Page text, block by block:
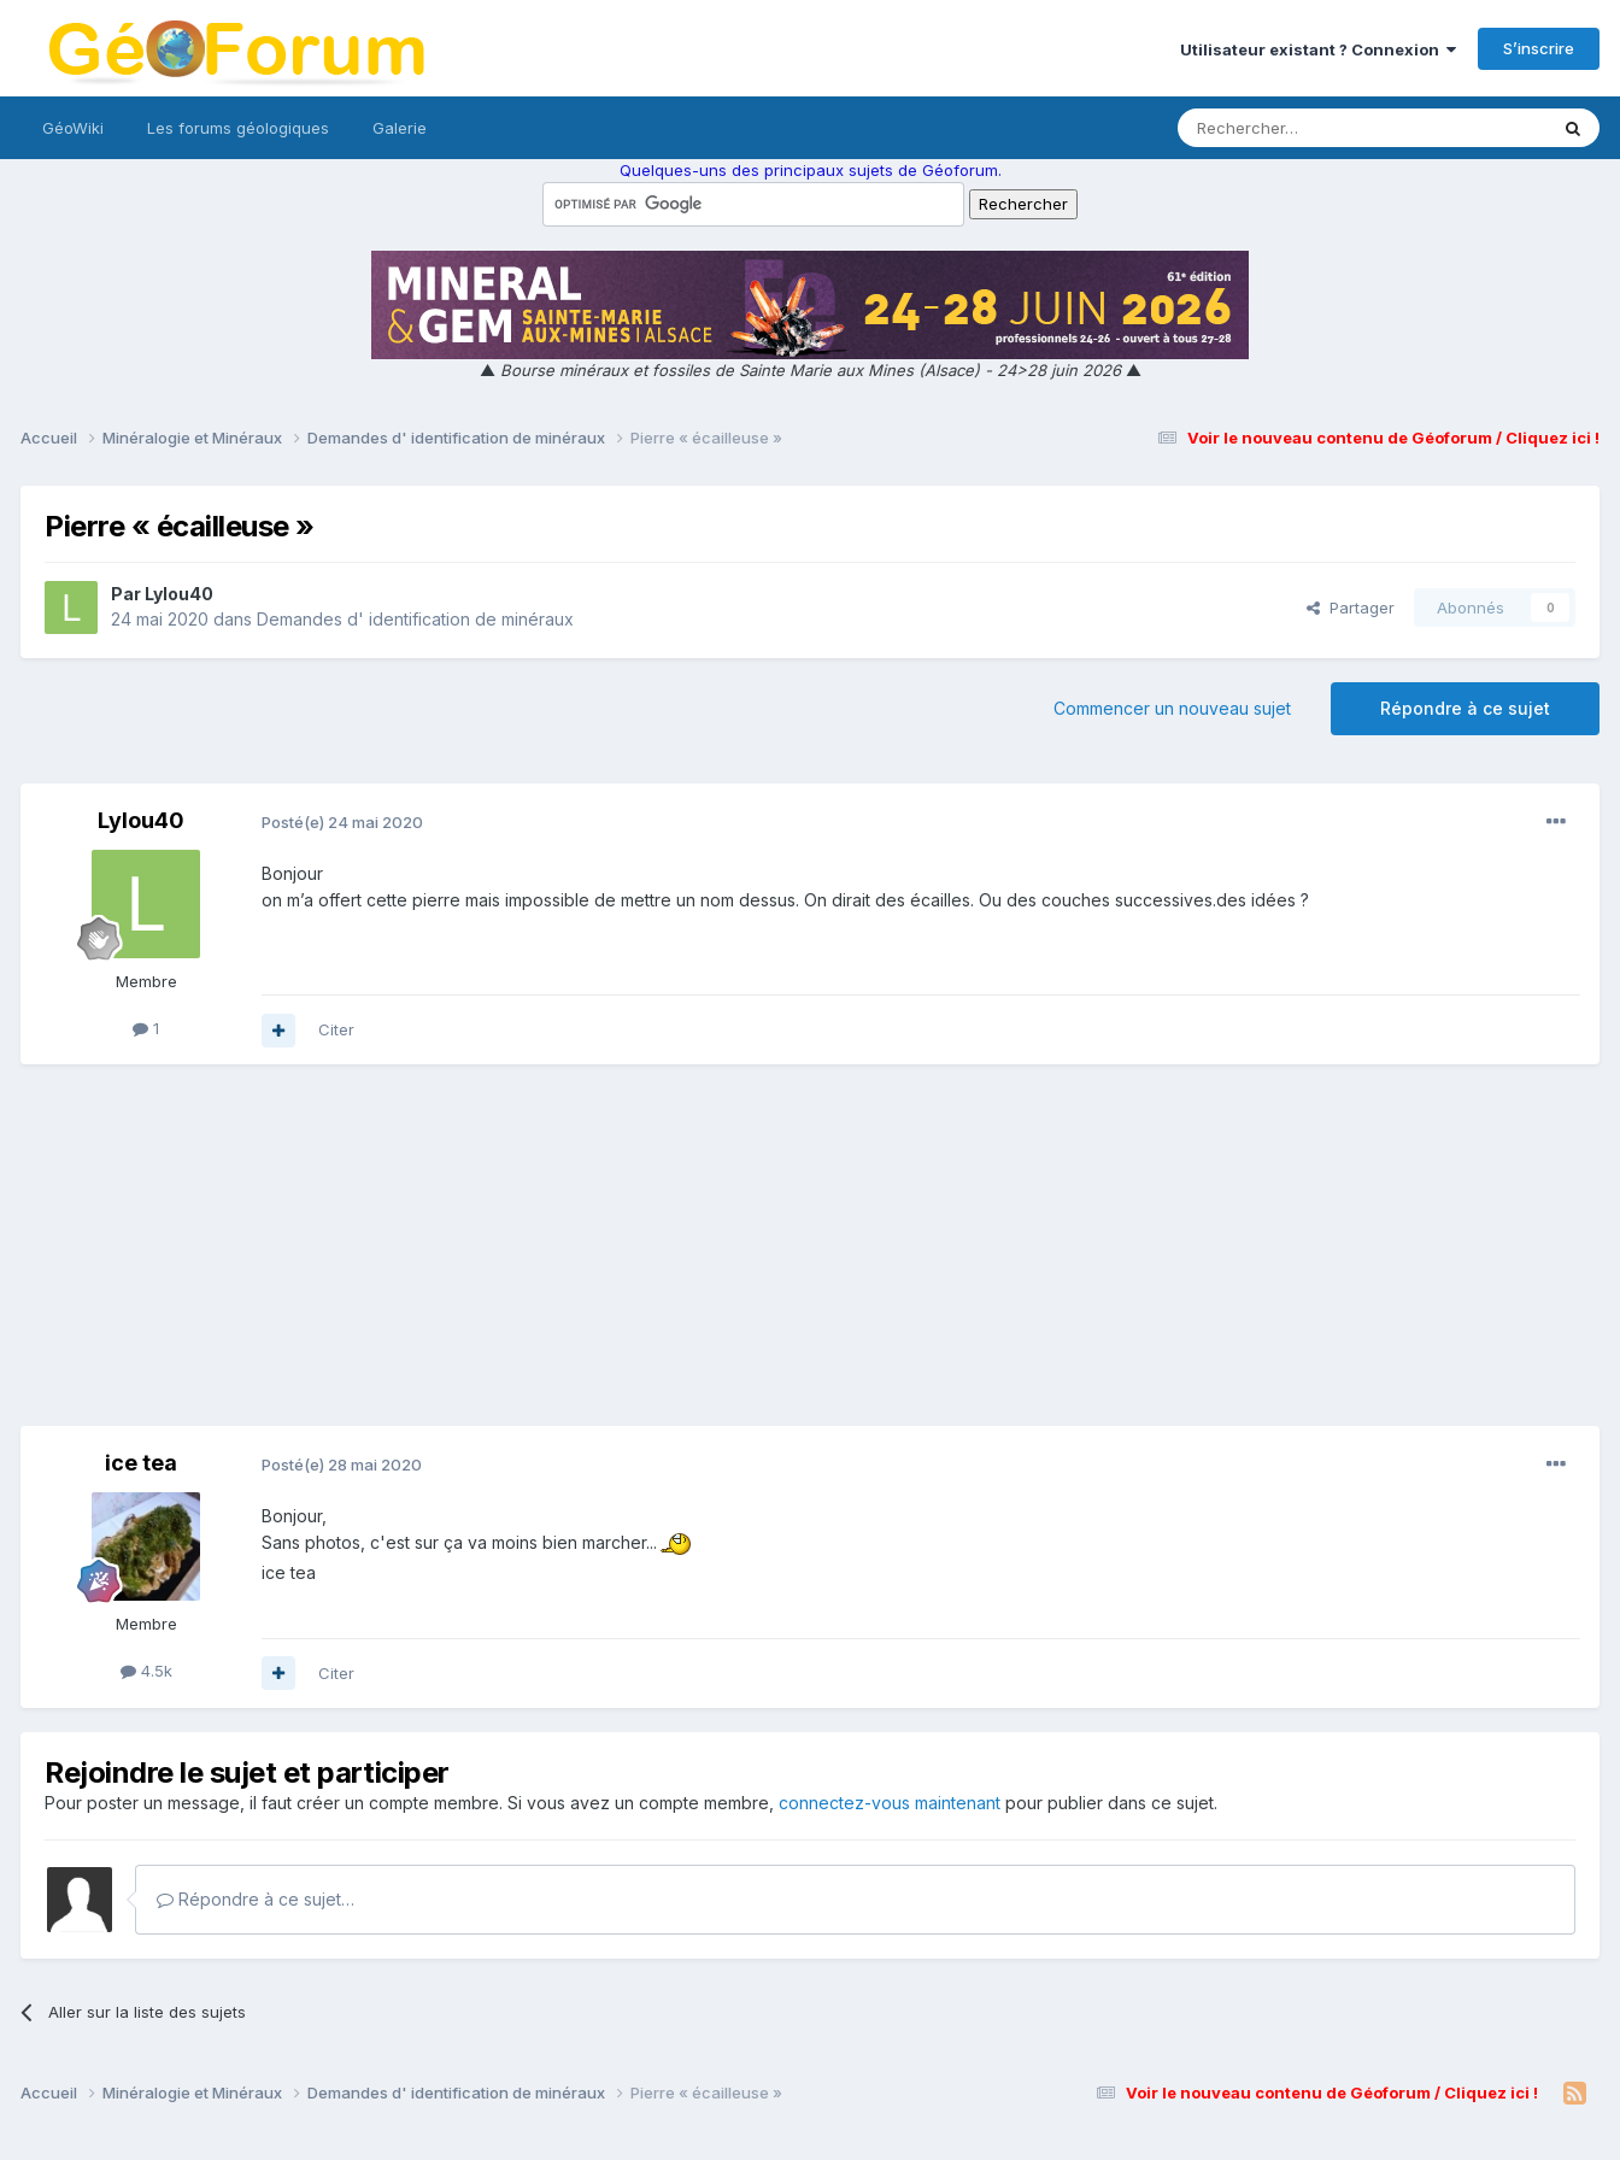
Utilisateur existant ? Connexion S’inscrire
GéoWiki Les forums géologiques Galerie
Quelques-uns des principaux sujets de Géoforum.
▲ Bourse minéraux et fossiles de Sainte Marie aux Mines (Alsace) - 24>28 juin 2026▲
Voir le nouveau contenu de Géoforum / Cliquez ici !
Accueil Minéralogie et Minéraux Demandes d' identification de minéraux Pierre « écailleuse »
Pierre « écailleuse »
Par Lylou40
24 mai 2020 dans Demandes d' identification de minéraux
Partager Abonnés 0
Répondre à ce sujet
Commencer un nouveau sujet
Lylou40
Membre
1
Posté(e) 24 mai 2020
Bonjour
on m’a offert cette pierre mais impossible de mettre un nom dessus. On dirait des écailles. Ou des couches successives.des idées ?
Citer
ice tea
Membre
4.5k
Posté(e) 28 mai 2020
Bonjour,
Sans photos, c'est sur ça va moins bien marcher...
ice tea
Citer
Rejoindre le sujet et participer
Pour poster un message, il faut créer un compte membre. Si vous avez un compte membre, connectez-vous maintenant pour publier dans ce sujet.
Répondre à ce sujet…
Aller sur la liste des sujets
Voir le nouveau contenu de Géoforum / Cliquez ici !
Accueil Minéralogie et Minéraux Demandes d' identification de minéraux Pierre « écailleuse »